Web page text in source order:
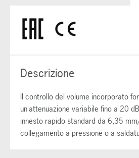
Descrizione
Il controllo del volume incorporato
un'attenuazione variabile fino a 20
innesto rapido standard da 6,35
collegamento a pressione o a